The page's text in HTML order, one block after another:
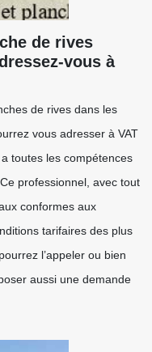
de rives
vous à
de rives dans les
vous adresser à VAT
toutes les compétences
professionnel, avec tout
conformes aux
tarifaires des plus
l’appeler ou bien
aussi une demande